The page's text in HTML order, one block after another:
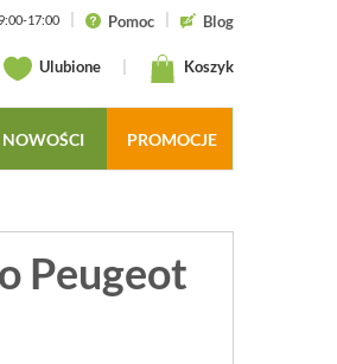
17:00 Pomoc Blog
Ulubione Koszyk
NOWOŚCI PROMOCJE
Peugeot